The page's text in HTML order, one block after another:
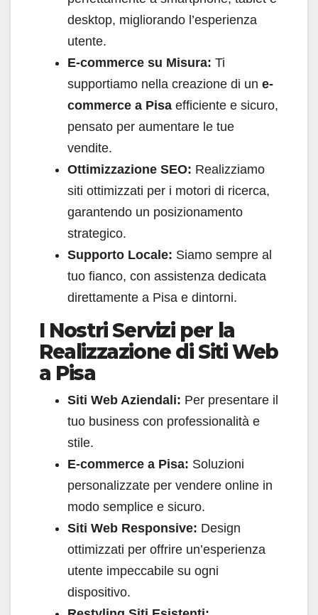
desktop, migliorando l’esperienza
utente.
E-commerce su Misura: Ti
supportiamo nella creazione di un e-
commerce a Pisa efficiente e sicuro,
pensato per aumentare le tue
vendite.
Ottimizzazione SEO: Realizziamo
siti ottimizzati per i motori di ricerca,
garantendo un posizionamento
strategico.
Supporto Locale: Siamo sempre al
tuo fianco, con assistenza dedicata
direttamente a Pisa e dintorni.
I Nostri Servizi per la
Realizzazione di Siti Web
a Pisa
Siti Web Aziendali: Per presentare il
tuo business con professionalità e
stile.
E-commerce a Pisa: Soluzioni
personalizzate per vendere online in
modo semplice e sicuro.
Siti Web Responsive: Design
ottimizzati per offrire un’esperienza
utente impeccabile su ogni
dispositivo.